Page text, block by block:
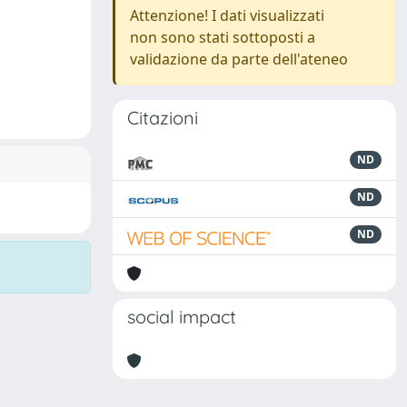
Attenzione! I dati visualizzati
non sono stati sottoposti a
validazione da parte dell'ateneo
Citazioni
ND
ND
ND
social impact